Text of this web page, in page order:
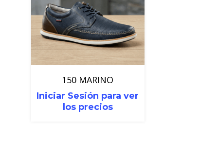
150 MARINO
Iniciar Sesión para ver
los precios